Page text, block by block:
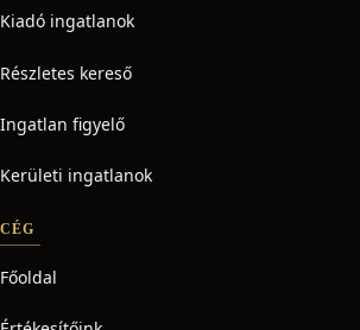
Kiadó ingatlanok
Részletes kereső
Ingatlan figyelő
Kerületi ingatlanok
CÉG
Főoldal